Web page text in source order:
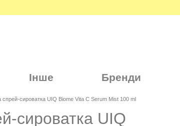
Інше Бренди
спрей-сироватка UIQ Biome Vita C Serum Mist 100 ml
сироватка UIQ